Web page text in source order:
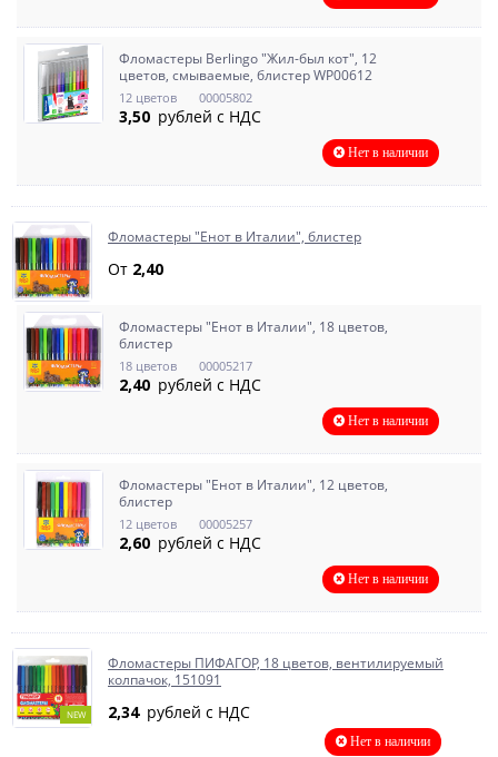
Фломастеры Berlingo "Жил-был кот", 12
цветов, смываемые, блистер WP00612
12 цветов 00005802
3,50 рублей с НДС
Нет в наличии
Фломастеры "Енот в Италии", блистер
От 2,40
Фломастеры "Енот в Италии", 18 цветов,
блистер
18 цветов 00005217
2,40 рублей с НДС
Нет в наличии
Фломастеры "Енот в Италии", 12 цветов,
блистер
12 цветов 00005257
2,60 рублей с НДС
Нет в наличии
NEW
Фломастеры ПИФАГОР, 18 цветов, вентилируемый
колпачок, 151091
2,34 рублей с НДС
Нет в наличии